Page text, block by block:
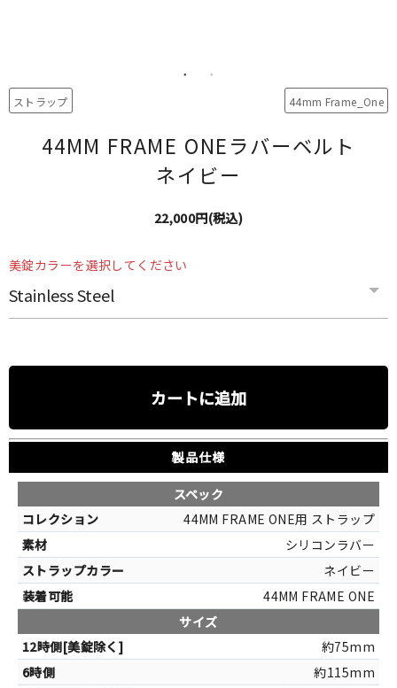
ストラップ 44mm Frame_One
44MM FRAME ONEラバーベルト
ネイビー
22,000円(税込)
美錠カラーを選択してください
カートに追加
製品仕様
スペック
44MM FRAME ONE用 ストラップ
シリコンラバー
ネイビー
44MM FRAME ONE
サイズ
約75mm
約115mm